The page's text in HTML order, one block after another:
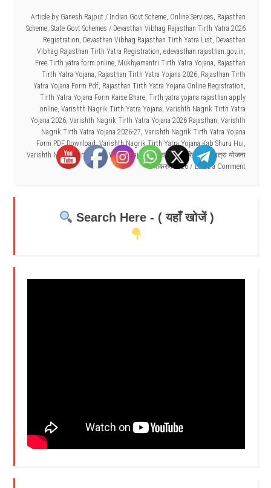
Article by Ganesh Rajput / Indian Govt Scheme, Online Services, Rajasthan
Scheme, State Govt Schemes / Devasthan Vibhag Rajasthan Tirth Yatra 2026
Registration, Devasthan Vibhag Rajasthan Tirth Yatra List, Devasthan
Vibhag Rajasthan Tirth Yatra Registration, edevasthan.rajasthan.gov.in,
Free Tirth yatra form online, Mukhyamantri Tirth Yatra Yojana, Rajasthan
Tirth Yatra Yojana, Rajasthan Tirth Yatra Yojana 2026, Rajasthan Tirth
Yatra Yojana Form Pdf, Rajasthan Tirth Yatra Yojana Online Registration,
Tirth Yatra Yojana Form Kaise Bhare, Tirth yatra yojana rajasthan apply
online, Varishth Nagrik Tirth Yatra Yojana, Varishth Nagrik Tirth Yatra
Yojana 2026, Varishth Nagrik Tirth Yatra Yojana 2026 Rajasthan, Varishth
Nagrik Tirth Yatra Yojana 2026-27, Varishth Nagrik Tirth Yatra Yojana
Form PDF Download,Varishth Nagrik Tirth Yatra Yojana Kab Shuru Hui,
Varishth Nagrik Tirth Yatra Yojana Rajasthan ,वरिष्ठ नागरिक तीर्थ यात्रा योजना
पंजीकरण 2026
Leave a Comment
Search Here - ( यहाँ खोजें )